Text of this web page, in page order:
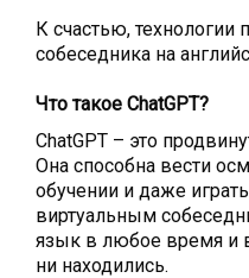
К счастью, технологии
собеседника на
Что такое ChatGPT?
ChatGPT – это
Она способна вести
обучении и даже
виртуальным
язык в любое время и
ни находились.